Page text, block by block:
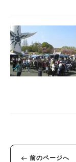
前のページへ